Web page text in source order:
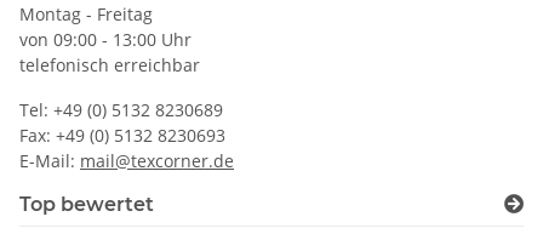
Montag - Freitag
von 09:00 - 13:00 Uhr
telefonisch erreichbar
Tel: +49 (0) 5132 8230689
Fax: +49 (0) 5132 8230693
E-Mail: mail@texcorner.de
Top bewertet